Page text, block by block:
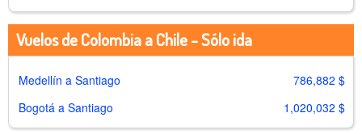
Vuelos de Colombia a Chile - Sólo ida
Medellín a Santiago
786,882 $
Bogotá a Santiago
1,020,032 $